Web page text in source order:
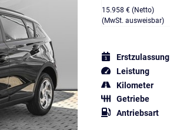
15.958 € (Netto)
(MwSt. ausweisbar)
Erstzulassung
Leistung
Kilometer
Getriebe
Antriebsart